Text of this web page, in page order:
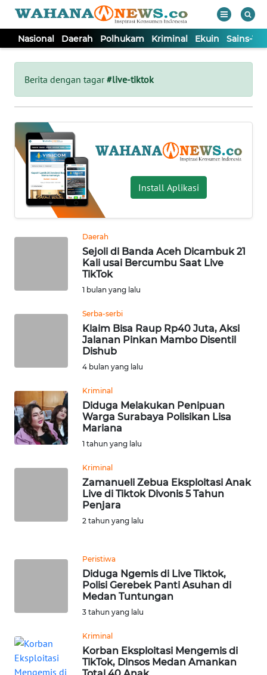
Nasional Daerah Polhukam Kriminal Ekuin Sains-
Berita dengan tagar#live-tiktok
Install Aplikasi
Daerah
Sejoli di Banda Aceh Dicambuk 21
Kali usai Bercumbu Saat Live
TikTok
1 bulan yang lalu
Serba-serbi
Klaim Bisa Raup Rp40 Juta, Aksi
Jalanan Pinkan Mambo Disentil
Dishub
4 bulan yang lalu
Kriminal
Diduga Melakukan Penipuan
Warga Surabaya Polisikan Lisa
Mariana
1 tahun yang lalu
Kriminal
Zamanueli Zebua Eksploitasi Anak
Live di Tiktok Divonis 5 Tahun
Penjara
2 tahun yang lalu
Peristiwa
Diduga Ngemis di Live Tiktok,
Polisi Gerebek Panti Asuhan di
Medan Tuntungan
3 tahun yang lalu
Kriminal
Korban Eksploitasi Mengemis di
TikTok, Dinsos Medan Amankan
Tutup
NASIONAL
DAERAH
POLHUKAM
KRIMINAL
EKUIN
INTERNASIONAL
PENDIDIKAN
OLAHRAGA
INFO
IKLAN